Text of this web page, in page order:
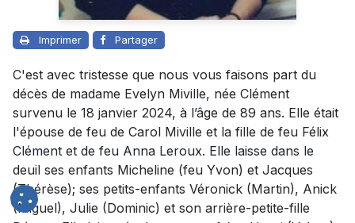
Imprimer Partager
C'est avec tristesse que nous vous faisons part du
décès de madame Evelyn Miville, née Clément
survenu le 18 janvier 2024, à l’âge de 89 ans. Elle était
l'épouse de feu de Carol Miville et la fille de feu Félix
Clément et de feu Anna Leroux. Elle laisse dans le
deuil ses enfants Micheline (feu Yvon) et Jacques
(Thérèse); ses petits-enfants Véronick (Martin), Anick
(Miguel), Julie (Dominic) et son arrière-petite-fille